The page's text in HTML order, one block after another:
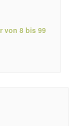
von 8 bis 99